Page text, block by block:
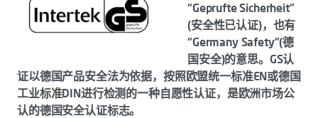
“Geprufte Sicherheit”
(安全性已认证)，也有
“Germany Safety”(德
国安全)的意思。GS认
证以德国产品安全法为依据，按照欧盟统一标准EN或德国
工业标准DIN进行检测的一种自愿性认证，是欧洲市场公
认的德国安全认证标志。